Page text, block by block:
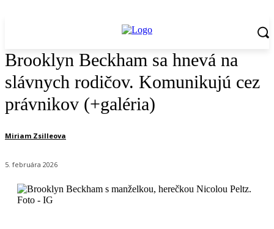
Brooklyn Beckham sa hnevá na
slávnych rodičov. Komunikujú cez
právnikov (+galéria)
Miriam Zsilleova
5. februára 2026